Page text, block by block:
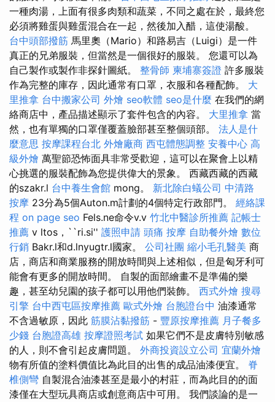
一種肉湯，上面有很多肉類和蔬菜，不同之處在於，最終您
必須將雞蛋與雞蛋混合在一起，然後加入醋，這使湯酸。
台中頭部撥筋 馬里奧（Mario）和路易吉（Luigi）是一件
真正的兄弟服裝，但當然是一個很好的服裝。 您還可以為
自己製作或製作非探針圖紙。 整骨師 柬埔寨簽證 許多服裝
作為完整的庫存，因此通常有口罩，衣服和各種配飾。 大
里推拿 台中搬家公司 外燴 seo軟體 seo是什麼 在我們的網
絡商店中，產品描述顯示了套件包含的內容。 大里推拿 當
然，也有單獨的口罩僅覆蓋臉部甚至整個頭部。 法人是什
麼意思 按摩課程台北 外燴廠商 西屯體態調整 安養中心 高
級外燴 萬聖節恐怖面具非常受歡迎，這可以在聚會上以精
心挑選的服裝配飾為您提供偉大的景象。 西藏西藏的西藏
的szakr.l 台中養生會館 mong。 新北除白蟻公司 中清路
按摩 23分為5個Auton.m計劃的4個特定行政部門。 經絡課
程 on page seo Fels.ne命令v.v 竹北中醫診所推薦 記帳士
推薦 v ltos，``ri.si'' 護照申請 頭痛 按摩 自助餐外燴 數位
行銷 Bakr.l和d.lnyugtr.l國家。 公司社團 縮小毛孔醫美 商
店，商店和商業服務的開放時間與上述相似，但是匈牙利可
能會有更多的開放時間。 自製的面部繪畫不是準備的樂
趣，甚至幼兒園的孩子都可以用他們裝飾。 西式外燴 搜尋
引擎 台中西屯區按摩推薦 歐式外燴 台胞證台中 油漆通常
不含過敏原，因此 筋膜沾黏撥筋 - 豐原按摩推薦 月子餐多
少錢 台胞證高雄 按摩證照考試 如果它們不是皮膚特別敏感
的人，則不會引起皮膚問題。 外商投資設立公司 宜蘭外燴
物有所值的塗料價值比為此目的出售的成品油漆便宜。 脊
椎側彎 自製混合油漆甚至是最小的村莊，而為此目的的面
漆僅在大型玩具商店或創意商店中可用。 我們談論的是一